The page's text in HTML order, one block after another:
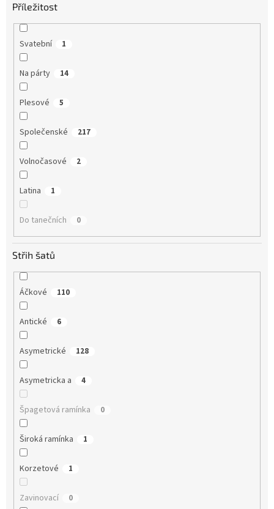
Příležitost
Svatební 1
Na párty 14
Plesové 5
Společenské 217
Volnočasové 2
Latina 1
Do tanečních 0
Střih šatů
Áčkové 110
Antické 6
Asymetrické 128
Asymetricka a 4
Špagetová ramínka 0
Široká ramínka 1
Korzetové 1
Zavinovací 0